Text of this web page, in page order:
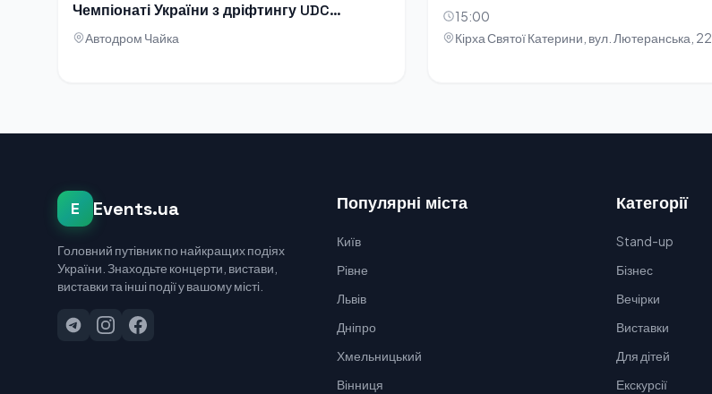
Чемпіонаті України з дріфтингу UDC
2026
Автодром Чайка
15:00
Кірха Святої Катерини, вул. Лютеранська, 22
E Events.ua
Головний путівник по найкращих подіях
України. Знаходьте концерти, вистави,
виставки та інші події у вашому місті.
Популярні міста
Київ
Рівне
Львів
Дніпро
Хмельницький
Вінниця
Категорії
Stand-up
Бізнес
Вечірки
Виставки
Для дітей
Екскурсії